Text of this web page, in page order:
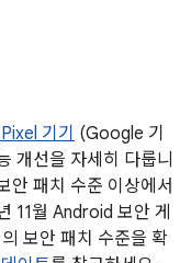
기기 (Google 기
개선을 자세히 다룹니
패치 수준 이상에서
11월 Android 보안 게
보안 패치 수준을 확